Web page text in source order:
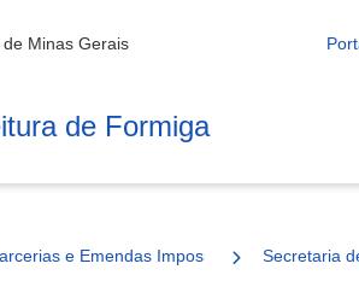
de Minas Gerais
de Formiga
e Emendas Impositivas Municipais
Secretaria